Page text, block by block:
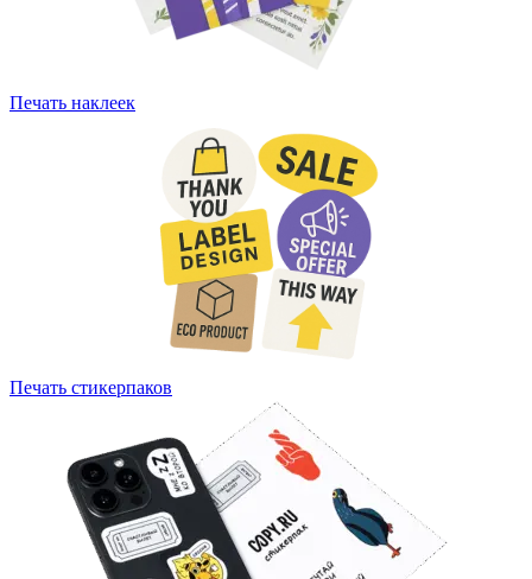
Печать наклеек
Печать стикерпаков